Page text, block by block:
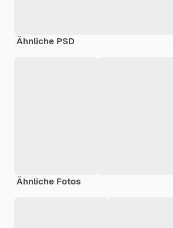
Ähnliche PSD
Ähnliche Fotos